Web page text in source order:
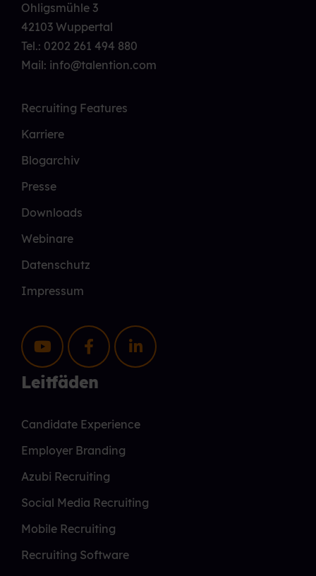
Ohligsmühle 3
42103 Wuppertal
Tel.: 0202 261 494 880
Mail: info@talention.com
Recruiting Features
Karriere
Blogarchiv
Presse
Downloads
Webinare
Datenschutz
Impressum
Leitfäden
Candidate Experience
Employer Branding
Azubi Recruiting
Social Media Recruiting
Mobile Recruiting
Recruiting Software